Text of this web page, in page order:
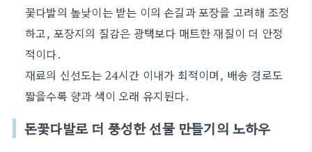
꽃다발의 높낮이는 받는 이의 손길과 포장을 고려해 조정
하고, 포장지의 질감은 광택보다 매트한 재질이 더 안정
적이다.
재료의 신선도는 24시간 이내가 최적이며, 배송 경로도
짧을수록 향과 색이 오래 유지된다.
돈꽃다발로 더 풍성한 선물 만들기의 노하우